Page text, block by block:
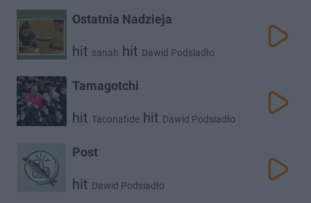
Ostatnia Nadzieja
hit sanah hit Dawid Podsiadło
Tamagotchi
hit Taconafide hit Dawid Podsiadło
Post
hit Dawid Podsiadło